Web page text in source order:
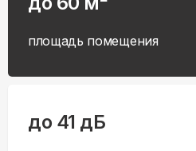
площадь помещения
до 41 дБ